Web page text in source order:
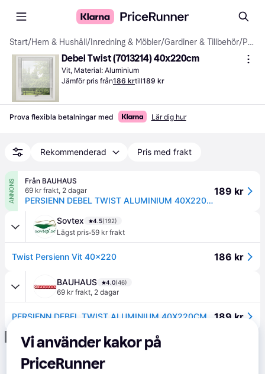
Start/Hem & Hushåll / Inredning & Möbler/Gardiner & Tillbehör/ Persienner
Debel Twist (7013214) 40x220cm
Vit, Material: Aluminium
Jämför pris från186 krtill189 kr
Prova flexibla betalningar med Lär dig hur
Rekommenderad Pris med frakt
ANNONS
Från BAUHAUS
69 kr frakt, 2 dagar
PERSIENN DEBEL TWIST ALUMINIUM 40X220CM VIT
189 kr
Sovtex 4.5(192)
Lägst pris·59 kr frakt
Twist Persienn Vit 40x220 186 kr
BAUHAUS 4.0(46)
69 kr frakt, 2 dagar
189 kr
Annons
Vi använder kakor på
PriceRunner